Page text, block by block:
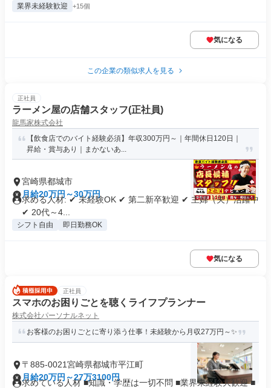
業界未経験歓迎 +15個
気になる
この企業の類似求人を見る
正社員
ラーメン屋の店舗スタッフ(正社員)
龍馬家株式会社
【飲食店でのバイト経験必須】年収300万円～｜年間休日120日｜
昇給・賞与あり｜まかないあ...
宮崎県都城市
月給20万円～30万円
求める人材: ✔ 未経験OK ✔ 第二新卒歓迎 ✔ 主婦（夫）活躍中
✔ 20代～4...
シフト自由 即日勤務OK
気になる
正社員
スマホのお困りごとを聴くライフプランナー
株式会社パーソナルネット
お客様のお困りごとに寄り添う仕事！未経験から月収27万円～✨
〒885-0021宮崎県都城市平江町
月給20万円～27万3100円
求めている人材 ■知識・学歴は一切不問 ■業界未経験大歓迎 ■